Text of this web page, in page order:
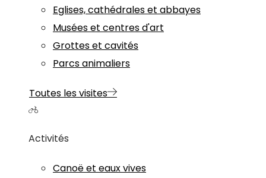
Eglises, cathédrales et abbayes
Musées et centres d'art
Grottes et cavités
Parcs animaliers
Toutes les visites
Activités
Canoë et eaux vives